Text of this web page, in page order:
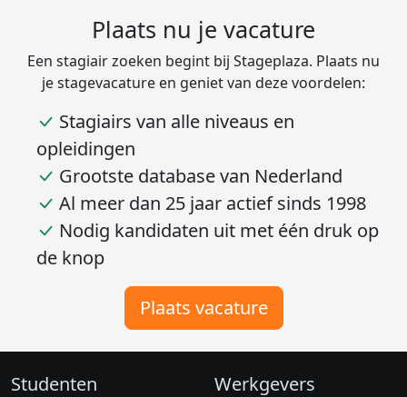
Plaats nu je vacature
Een stagiair zoeken begint bij Stageplaza. Plaats nu
je stagevacature en geniet van deze voordelen:
Stagiairs van alle niveaus en
opleidingen
Grootste database van Nederland
Al meer dan 25 jaar actief sinds 1998
Nodig kandidaten uit met één druk op
de knop
Plaats vacature
Studenten Werkgevers